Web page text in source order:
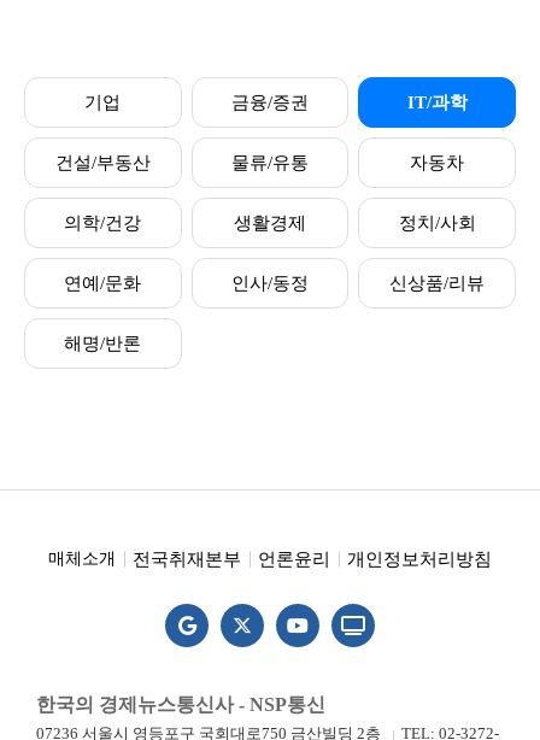
기업 금융/증권 IT/과학
건설/부동산 물류/유통 자동차
의학/건강 생활경제 정치/사회
연예/문화 인사/동정 신상품/리뷰
해명/반론
매체소개 전국취재본부 언론윤리 개인정보처리방침
한국의 경제뉴스통신사 - NSP통신
07236 서울시 영등포구 국회대로750 금산빌딩 2층 TEL: 02-3272-